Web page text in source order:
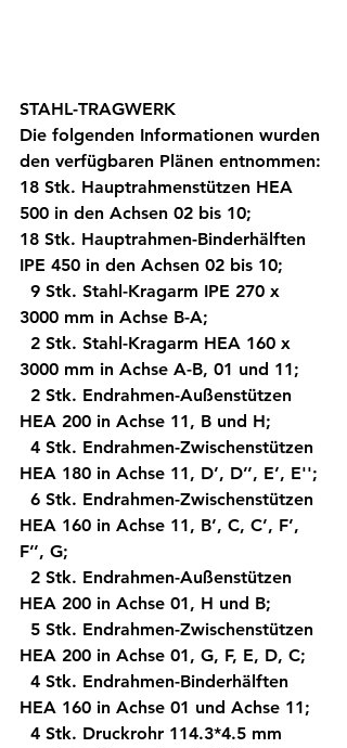
STAHL-TRAGWERK
Die folgenden Informationen wurden
den verfügbaren Plänen entnommen:
18 Stk. Hauptrahmenstützen HEA
500 in den Achsen 02 bis 10;
18 Stk. Hauptrahmen-Binderhälften
IPE 450 in den Achsen 02 bis 10;
3000 mm in Achse B-A;
3000 mm in Achse A-B, 01 und 11;
HEA 200 in Achse 11, B und H;
HEA 180 in Achse 11, D’, D’’, E’, E'';
HEA 160 in Achse 11, B’, C, C’, F’,
F’’, G;
HEA 200 in Achse 01, H und B;
HEA 200 in Achse 01, G, F, E, D, C;
HEA 160 in Achse 01 und Achse 11;